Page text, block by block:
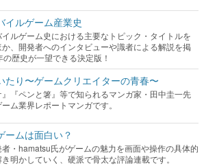
イルゲーム産業史
イルゲーム史における主要なトピック・タイトルを
、開発者へのインタビューや識者による解説を掲
歴史が一望できる決定版！
たり〜ゲームクリエイターの青春〜
』『ペンと箸』等で知られるマンガ家・田中圭一先
ム業界レポートマンガです。
ームは面白い？
・hamatsu氏がゲームの魅力を画面や操作の具体的
明かしていく、硬派で骨太な評論連載です。